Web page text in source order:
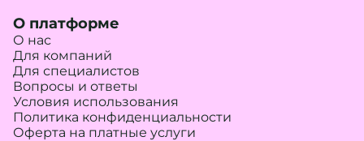
О платформе
О нас
Для компаний
Для специалистов
Вопросы и ответы
Условия использования
Политика конфиденциальности
Оферта на платные услуги